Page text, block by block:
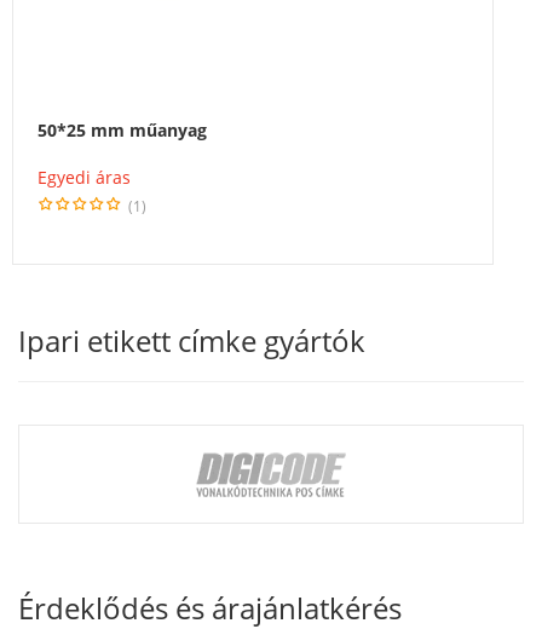
50*25 mm műanyag
Egyedi áras
(1)
Ipari etikett címke gyártók
Érdeklődés és árajánlatkérés